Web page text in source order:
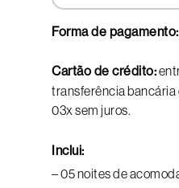
Forma de pagamento:
Cartão de crédito:
transferência bancária
03x sem juros.
Inclui:
– 05 noites de